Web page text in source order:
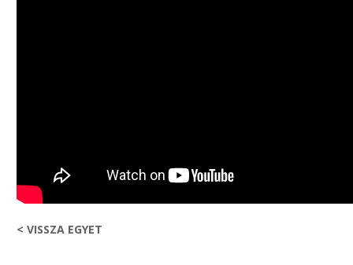
< VISSZA EGYET